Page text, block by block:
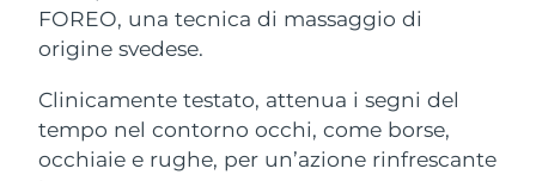
FOREO, una tecnica di massaggio di
origine svedese.
Clinicamente testato, attenua i segni del
tempo nel contorno occhi, come borse,
occhiaie e rughe, per un’azione rinfrescante
For men, anti-aging massage
Microcurrent line smoothing device
Deep facial hydration
Near-infrared and red light therapy
device
Hybrid silicone sonic toothbrush
issa™ 4 plus
Smart hybrid silicone sonic toothbrush
TRATTAMENTI ANTI-AGE FAQ™
Anti-age Trattamenti LED
Bulgaria
Canada Consegna stimata8/12/26
Cile Consegna stimata8/12/26